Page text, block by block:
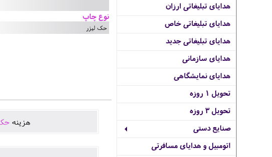
هدایای تبلیغاتی ارزان
هدایای تبلیغاتی خاص
هدایای تبلیغاتی جدید
هدایای سازمانی
هدایای نمایشگاهی
تحویل 1 روزه
تحویل 3 روزه
صنایع دستی
اتومبیل و هدایای مسافرتی
نوع چاپ
حک لیزر
هزينه